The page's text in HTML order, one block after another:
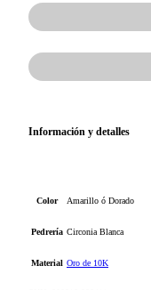
Información y detalles
Color Amarillo ó Dorado
Pedrería Circonia Blanca
Material Oro de 10K